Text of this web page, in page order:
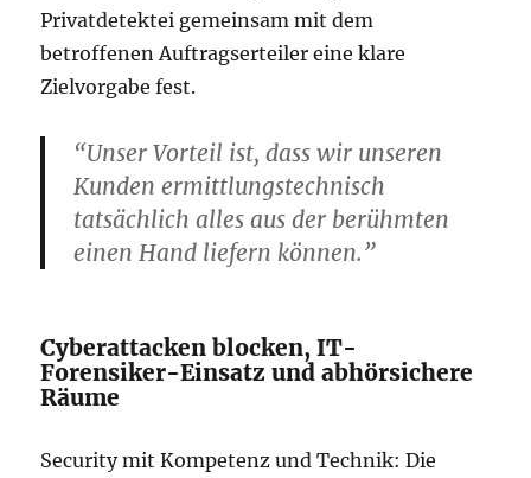
Privatdetektei gemeinsam mit dem
betroffenen Auftragserteiler eine klare
Zielvorgabe fest.
“Unser Vorteil ist, dass wir unseren
Kunden ermittlungstechnisch
tatsächlich alles aus der berühmten
einen Hand liefern können.”
Cyberattacken blocken, IT-
Forensiker-Einsatz und abhörsichere
Räume
Security mit Kompetenz und Technik: Die